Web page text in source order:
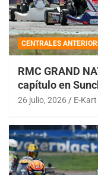
CENTRALES
RMC GRAND
capítulo en
26 julio, 2026 E-Kart